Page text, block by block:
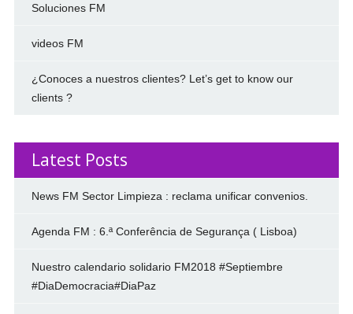
Soluciones FM
videos FM
¿Conoces a nuestros clientes? Let’s get to know our
clients ?
Latest Posts
News FM Sector Limpieza : reclama unificar convenios.
Agenda FM : 6.ª Conferência de Segurança ( Lisboa)
Nuestro calendario solidario FM2018 #Septiembre
#DiaDemocracia#DiaPaz